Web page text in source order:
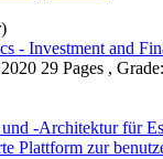
- Investment and
29 Pages ,
-Architektur für
Plattform zur